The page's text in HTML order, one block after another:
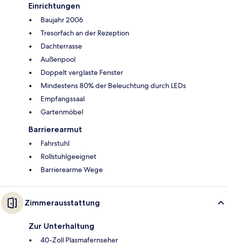
Einrichtungen
Baujahr 2006
Tresorfach an der Rezeption
Dachterrasse
Außenpool
Doppelt verglaste Fenster
Mindestens 80% der Beleuchtung durch LEDs
Empfangssaal
Gartenmöbel
Barrierearmut
Fahrstuhl
Rollstuhlgeeignet
Barrierearme Wege
Zimmerausstattung
Zur Unterhaltung
40-Zoll Plasmafernseher